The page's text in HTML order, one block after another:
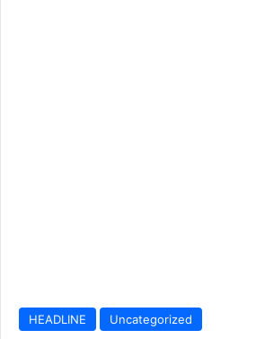
HEADLINE Uncategorized